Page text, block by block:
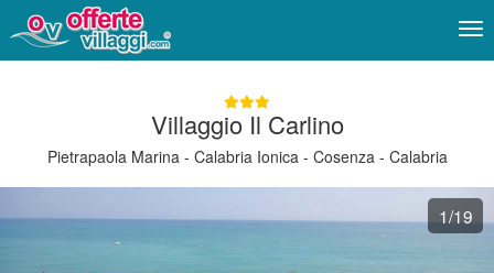
Villaggio Il Carlino
Pietrapaola Marina - Calabria Ionica - Cosenza - Calabria
1/19